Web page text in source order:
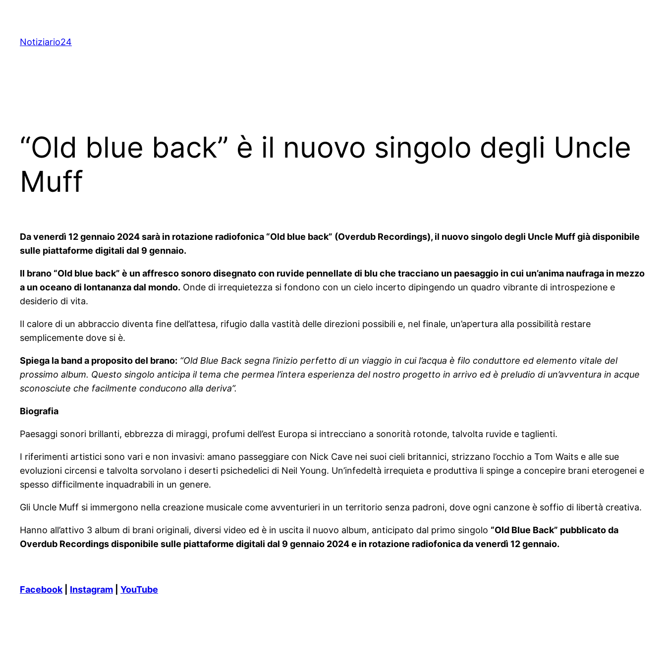
content
Notiziario24
“Old blue back” è il nuovo singolo degli Uncle
Muff
Da venerdì 12 gennaio 2024 sarà in rotazione radiofonica “Old blue back” (Overdub Recordings), il nuovo singolo degli Uncle Muff già disponibile
sulle piattaforme digitali dal 9 gennaio.
Il brano “Old blue back” è un affresco sonoro disegnato con ruvide pennellate di blu che tracciano un paesaggio in cui un’anima naufraga in mezzo
a un oceano di lontananza dal mondo. Onde di irrequietezza si fondono con un cielo incerto dipingendo un quadro vibrante di introspezione e
desiderio di vita.
Il calore di un abbraccio diventa fine dell’attesa, rifugio dalla vastità delle direzioni possibili e, nel finale, un’apertura alla possibilità restare
semplicemente dove si è.
Spiega la band a proposito del brano: “Old Blue Back segna l’inizio perfetto di un viaggio in cui l’acqua è filo conduttore ed elemento vitale del
prossimo album. Questo singolo anticipa il tema che permea l’intera esperienza del nostro progetto in arrivo ed è preludio di un’avventura in acque
sconosciute che facilmente conducono alla deriva”.
Biografia
Paesaggi sonori brillanti, ebbrezza di miraggi, profumi dell’est Europa si intrecciano a sonorità rotonde, talvolta ruvide e taglienti.
I riferimenti artistici sono vari e non invasivi: amano passeggiare con Nick Cave nei suoi cieli britannici, strizzano l’occhio a Tom Waits e alle sue
evoluzioni circensi e talvolta sorvolano i deserti psichedelici di Neil Young. Un’infedeltà irrequieta e produttiva li spinge a concepire brani eterogenei e
spesso difficilmente inquadrabili in un genere.
Gli Uncle Muff si immergono nella creazione musicale come avventurieri in un territorio senza padroni, dove ogni canzone è soffio di libertà creativa.
Hanno all’attivo 3 album di brani originali, diversi video ed è in uscita il nuovo album, anticipato dal primo singolo “Old Blue Back” pubblicato da
Overdub Recordings disponibile sulle piattaforme digitali dal 9 gennaio 2024 e in rotazione radiofonica da venerdì 12 gennaio.
Facebook| Instagram YouTube